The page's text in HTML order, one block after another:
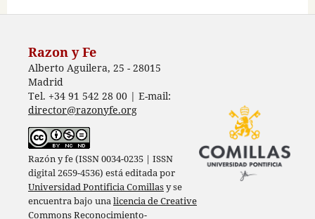
Razon y Fe
Alberto Aguilera, 25 - 28015
Madrid
Tel. +34 91 542 28 00 | E-mail:
director@razonyfe.org
Razón y fe (ISSN 0034-0235 | ISSN
digital 2659-4536) está editada por
Universidad Pontificia Comillasy se
encuentra bajo unalicencia de Creative
Commons Reconocimiento-